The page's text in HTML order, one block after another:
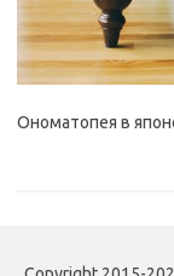
Ономатопея в